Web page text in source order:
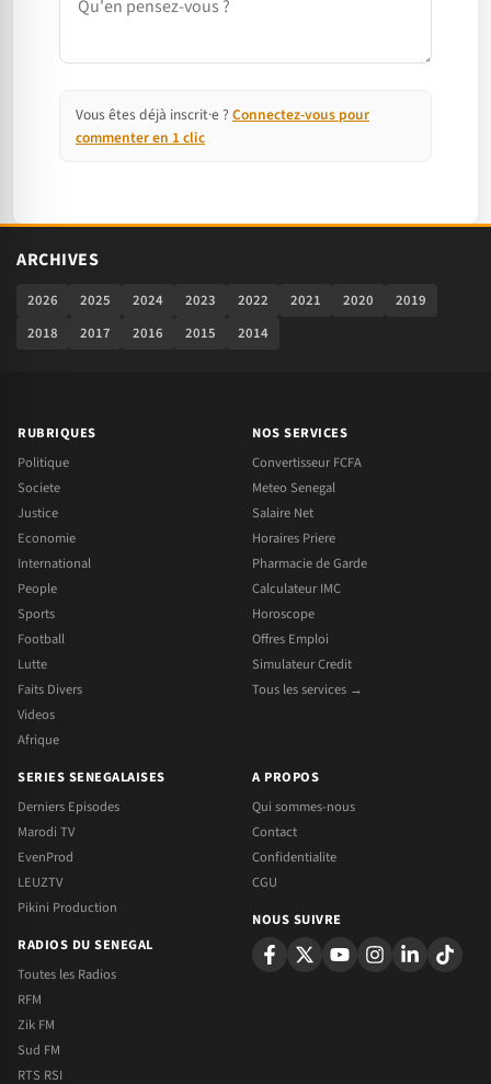
Vous êtes déjà inscrit·e ? Connectez-vous pour
commenter en 1 clic
ARCHIVES
2026 2025 2024 2023 2022 2021 2020
2019
2018
2017 2016 2015 2014
RUBRIQUES
Politique
Societe
Justice
Economie
International
People
Sports
Football
Lutte
Faits Divers
Videos
Afrique
NOS SERVICES
Convertisseur FCFA
Meteo Senegal
Salaire Net
Horaires Priere
Pharmacie de Garde
Calculateur IMC
Horoscope
Offres Emploi
Simulateur Credit
Tous les services →
SERIES SENEGALAISES
Derniers Episodes
Marodi TV
EvenProd
LEUZTV
Pikini Production
RADIOS DU SENEGAL
Toutes les Radios
RFM
Zik FM
Sud FM
RTS RSI
A PROPOS
Qui sommes-nous
Contact
Confidentialite
CGU
NOUS SUIVRE